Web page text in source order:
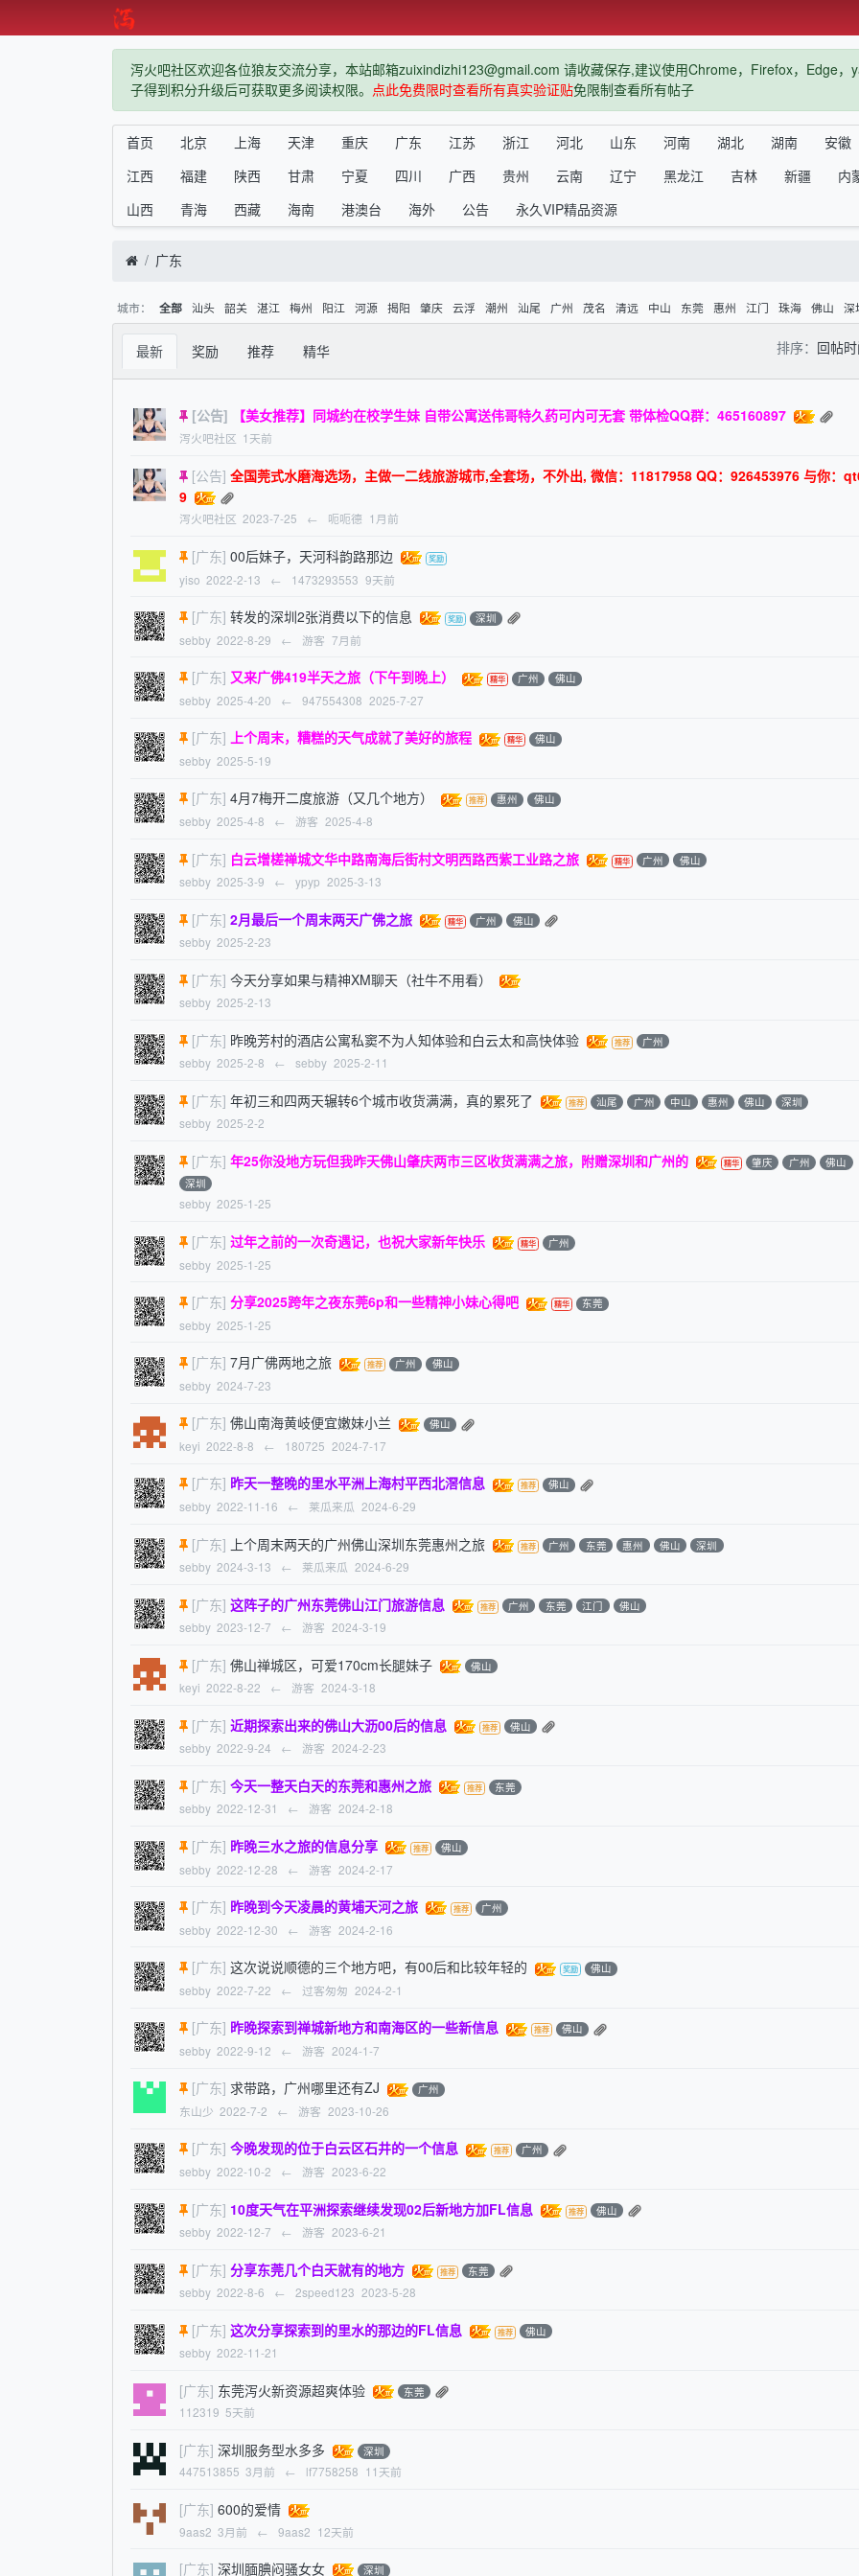
泻火吧社区欢迎各位狼友交流分享，本站邮箱zuixindizhi123@gmail.com 请收藏保存,建议使用Chrome，Firefox，Edge
子得到积分升级后可获取更多阅读权限。 点此免费限时查看所有真实验证贴免限制查看所有帖子
首页 北京 上海 天津 重庆 广东 江苏 浙江 河北 山东 河南 湖北 湖南
安徽
江西
福建 陕西 甘肃 宁夏 四川 广西 贵州 云南 辽宁 黑龙江 吉林 新疆
内
山西
青海 西藏 海南 港澳台 海外 公告 永久VIP精品资源
广东
城市： 全部 汕头 韶关 湛江 梅州 阳江 河源 揭阳 肇庆 云浮 潮州 汕尾 广州 茂名 清远 中山 东莞 惠州 江门 珠海 佛山 深
最新 奖励 推荐 精华 排序： 回帖
[公告] 【美女推荐】同城约在校学生妹 自带公寓送伟哥特久药可内可无套 带体检QQ群：465160897
泻火吧社区 1天前
[公告] 全国莞式水磨海选场，主做一二线旅游城市,全套场，不外出, 微信：11817958 QQ：926453976 与你：
9
泻火吧社区 2023-7-25 ← 呃呃德 1月前
[广东] 00后妹子，天河科韵路那边
yiso 2022-2-13 ← 1473293553 9天前
[广东] 转发的深圳2张消费以下的信息 深圳
sebby 2022-8-29 ← 游客 7月前
[广东] 又来广佛419半天之旅（下午到晚上） 广州 佛山
sebby 2025-4-20 ← 947554308 2025-7-27
[广东] 上个周末，糟糕的天气成就了美好的旅程 佛山
sebby 2025-5-19
[广东] 4月7梅开二度旅游（又几个地方） 惠州 佛山
sebby 2025-4-8 ← 游客 2025-4-8
[广东] 白云增槎禅城文华中路南海后街村文明西路西紫工业路之旅 广州 佛山
sebby 2025-3-9 ← ypyp 2025-3-13
[广东] 2月最后一个周末两天广佛之旅 广州 佛山
sebby 2025-2-23
[广东] 今天分享如果与精神XM聊天（社牛不用看）
sebby 2025-2-13
[广东] 昨晚芳村的酒店公寓私窦不为人知体验和白云太和高快体验 广州
sebby 2025-2-8 ← sebby 2025-2-11
[广东] 年初三和四两天辗转6个城市收货满满，真的累死了 汕尾 广州 中山 惠州 佛山 深圳
sebby 2025-2-2
[广东] 年25你没地方玩但我昨天佛山肇庆两市三区收货满满之旅，附赠深圳和广州的 肇庆 广州
佛山
深圳
sebby 2025-1-25
[广东] 过年之前的一次奇遇记，也祝大家新年快乐 广州
sebby 2025-1-25
[广东] 分享2025跨年之夜东莞6p和一些精神小妹心得吧 东莞
sebby 2025-1-25
[广东] 7月广佛两地之旅 广州 佛山
sebby 2024-7-23
[广东] 佛山南海黄岐便宜嫩妹小兰 佛山
keyi 2022-8-8 ← 180725 2024-7-17
[广东] 昨天一整晚的里水平洲上海村平西北滘信息 佛山
sebby 2022-11-16 ← 莱瓜来瓜 2024-6-29
[广东] 上个周末两天的广州佛山深圳东莞惠州之旅 广州 东莞 惠州 佛山 深圳
sebby 2024-3-13 ← 莱瓜来瓜 2024-6-29
[广东] 这阵子的广州东莞佛山江门旅游信息 广州 东莞 江门 佛山
sebby 2023-12-7 ← 游客 2024-3-19
[广东] 佛山禅城区，可爱170cm长腿妹子 佛山
keyi 2022-8-22 ← 游客 2024-3-18
[广东] 近期探索出来的佛山大沥00后的信息 佛山
sebby 2022-9-24 ← 游客 2024-2-23
[广东] 今天一整天白天的东莞和惠州之旅 东莞
sebby 2022-12-31 ← 游客 2024-2-18
[广东] 昨晚三水之旅的信息分享 佛山
sebby 2022-12-28 ← 游客 2024-2-17
[广东] 昨晚到今天凌晨的黄埔天河之旅 广州
sebby 2022-12-30 ← 游客 2024-2-16
[广东] 这次说说顺德的三个地方吧，有00后和比较年轻的 佛山
sebby 2022-7-22 ← 过客匆匆 2024-2-1
[广东] 昨晚探索到禅城新地方和南海区的一些新信息 佛山
sebby 2022-9-12 ← 游客 2024-1-7
[广东] 求带路，广州哪里还有ZJ 广州
东山少 2022-7-2 ← 游客 2023-10-26
[广东] 今晚发现的位于白云区石井的一个信息 广州
sebby 2022-10-2 ← 游客 2023-6-22
[广东] 10度天气在平洲探索继续发现02后新地方加FL信息 佛山
sebby 2022-12-7 ← 游客 2023-6-21
[广东] 分享东莞几个白天就有的地方 东莞
sebby 2022-8-6 ← 2speed123 2023-5-28
[广东] 这次分享探索到的里水的那边的FL信息 佛山
sebby 2022-11-21
[广东] 东莞泻火新资源超爽体验 东莞
112319 5天前
[广东] 深圳服务型水多多 深圳
447513855 3月前 ← lf7758258 11天前
[广东] 600的爱情
9aas2 3月前 ← 9aas2 12天前
[广东] 深圳腼腆闷骚女女 深圳